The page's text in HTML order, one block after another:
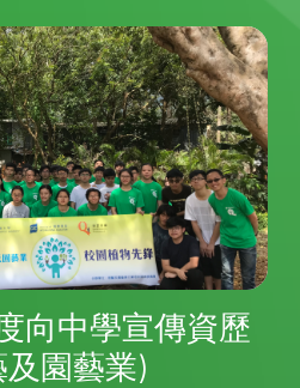
向中學宣傳資歷
園藝業)